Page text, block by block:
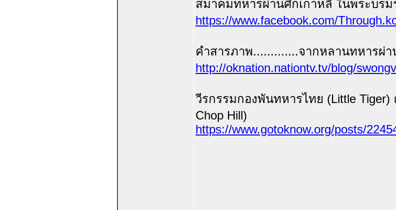
สมาคมทหารผ่านศึกเกาหลี ในพระบร
https://www.facebook.com/
คำสารภาพ.............จากหลานทหารผ่า
http://oknation.nationtv.tv/blog/
วีรกรรมกองพันทหารไทย (Little
Chop Hill)
https://www.gotoknow.org/posts/